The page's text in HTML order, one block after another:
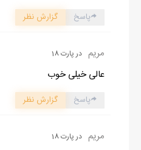
پاسخ گزارش نظر
مریم در پارت 18
عالی خیلی خوب
پاسخ گزارش نظر
مریم در پارت 18